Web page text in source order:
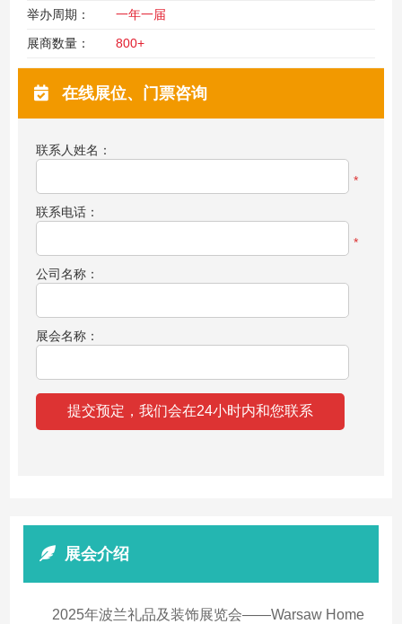
举办周期：
一年一届
展商数量：
800+
在线展位、门票咨询
联系人姓名：
*
联系电话：
*
公司名称：
展会名称：
展会介绍
2025年波兰礼品及装饰展览会——Warsaw Home